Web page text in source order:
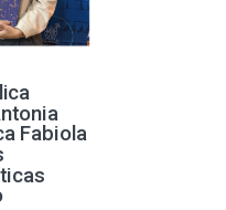
Fabiola